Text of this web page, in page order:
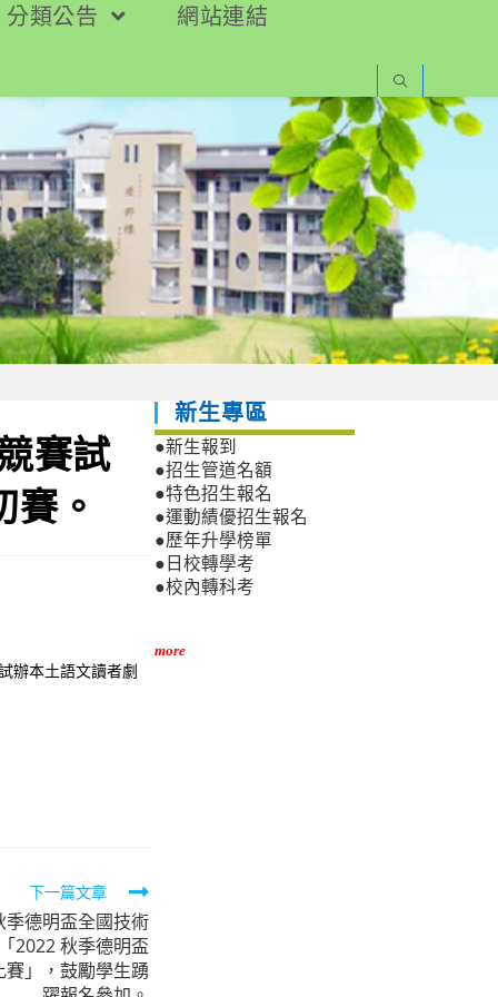
分類公告 網站連結
賽試
。
辦本土語文讀者劇
下一篇文章
德明盃全國技術
2022 秋季德明盃
」，鼓勵學生踴
新生專區
●新生報到
●招生管道名額
●特色招生報名
●運動績優招生報名
●歷年升學榜單
●日校轉學考
●校內轉科考
more